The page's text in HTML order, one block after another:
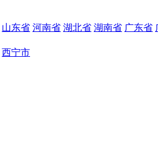
山东省 河南省 湖北省 湖南省 广东省
西宁市